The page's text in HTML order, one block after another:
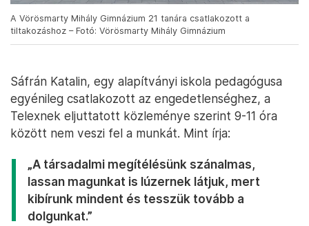
A Vörösmarty Mihály Gimnázium 21 tanára csatlakozott a
tiltakozáshoz – Fotó: Vörösmarty Mihály Gimnázium
Sáfrán Katalin, egy alapítványi iskola pedagógusa
egyénileg csatlakozott az engedetlenséghez, a
Telexnek eljuttatott közleménye szerint 9-11 óra
között nem veszi fel a munkát. Mint írja:
„A társadalmi megítélésünk szánalmas,
lassan magunkat is lúzernek látjuk, mert
kibírunk mindent és tesszük tovább a
dolgunkat.”